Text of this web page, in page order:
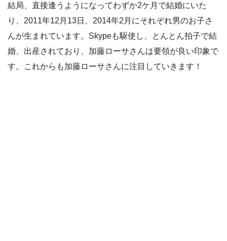
結局、直接逢うようになってわずか2ケ月で結婚にいた
り、2011年12月13日、2014年2月にそれぞれ男のお子さ
んが生まれています。Skypeも駆使し、とんとん拍子で結
婚、出産されており、加藤ローサさんは要領が良い印象で
す。これからも加藤ローサさんに注目していきます！